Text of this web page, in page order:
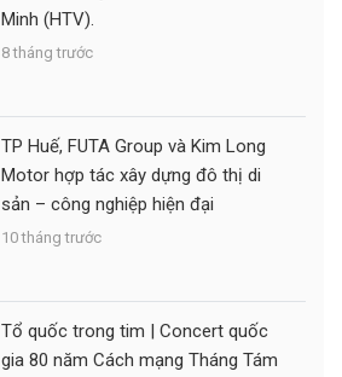
Minh (HTV).
8 tháng trước
TP Huế, FUTA Group và Kim Long
Motor hợp tác xây dựng đô thị di
sản – công nghiệp hiện đại
10 tháng trước
Tổ quốc trong tim | Concert quốc
gia 80 năm Cách mạng Tháng Tám